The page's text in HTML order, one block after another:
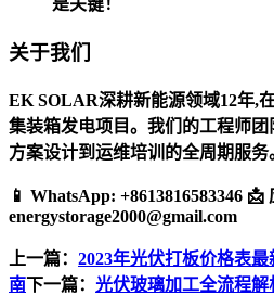
是关键！
关于我们
EK SOLAR深耕新能源领域12年,
集装箱发电项目。我们的工程师
方案设计到运维培训的全周期服务
📱 WhatsApp: +8613816583346 📩
energystorage2000@gmail.com
上一篇： 2023年光伏打板价格表
南下一篇： 光伏玻璃加工全流程